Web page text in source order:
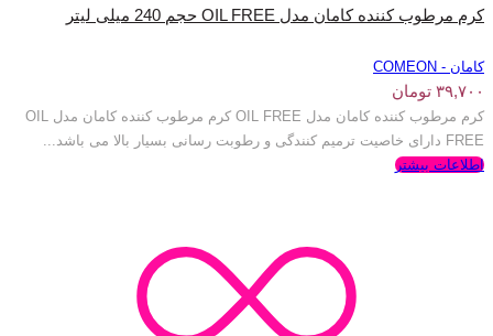
کرم مرطوب کننده کامان مدل OIL FREE حجم 240 میلی لیتر
کامان - COMEON
۳۹,۷۰۰ تومان
کرم مرطوب کننده کامان مدل OIL FREE کرم مرطوب کننده کامان مدل OIL
FREE دارای خاصیت ترمیم کنندگی و رطوبت رسانی بسیار بالا می باشد...
اطلاعات بیشتر